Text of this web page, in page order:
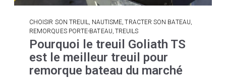
CHOISIR SON TREUIL NAUTISME ,TRACTER SON BATEAU
REMORQUES PORTE-BATEAU TREUILS
Pourquoi le treuil Goliath TS
est le meilleur treuil pour
remorque bateau du marché